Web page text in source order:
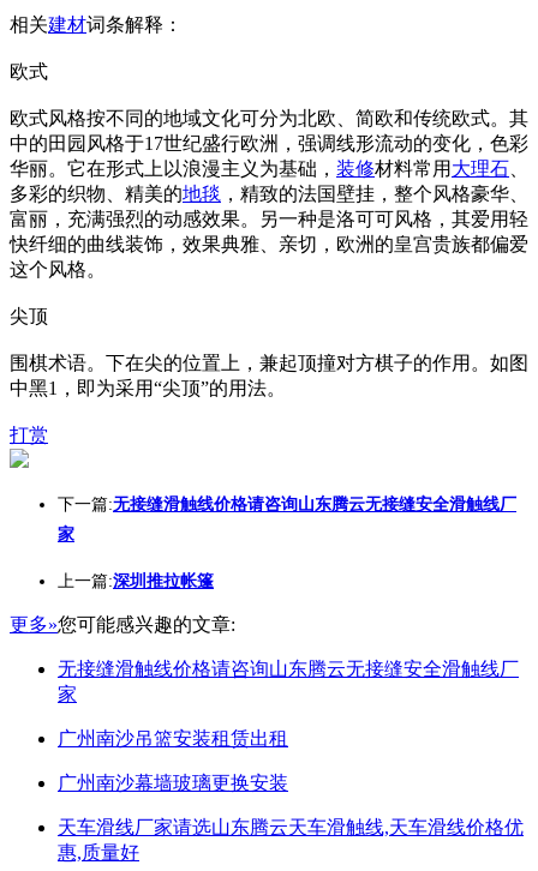
相关建材词条解释：
欧式
欧式风格按不同的地域文化可分为北欧、简欧和传统欧式。其
中的田园风格于17世纪盛行欧洲，强调线形流动的变化，色彩
华丽。它在形式上以浪漫主义为基础， 装修材料常用 大理石
多彩的织物、精美的地毯 ，精致的法国壁挂，整个风格豪华、
富丽，充满强烈的动感效果。另一种是洛可可风格，其爱用轻
快纤细的曲线装饰，效果典雅、亲切，欧洲的皇宫贵族都偏爱
这个风格。
尖顶
围棋术语。下在尖的位置上，兼起顶撞对方棋子的作用。如图
中黑1，即为采用“尖顶”的用法。
打赏
下一篇:无接缝滑触线价格请咨询山东腾云无接缝安全滑触线厂
家
上一篇:深圳推拉帐篷
更多»您可能感兴趣的文章:
无接缝滑触线价格请咨询山东腾云无接缝安全滑触线厂
家
广州南沙吊篮安装租赁出租
广州南沙幕墙玻璃更换安装
天车滑线厂家请选山东腾云天车滑触线,天车滑线价格优
惠,质量好